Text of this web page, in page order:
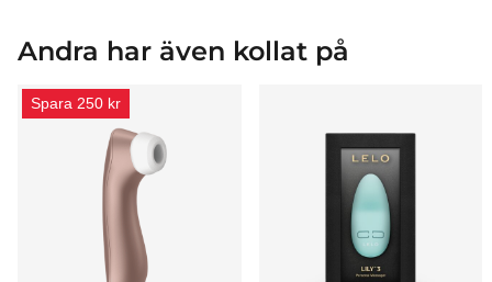
Andra har även kollat på
Spara 250 kr